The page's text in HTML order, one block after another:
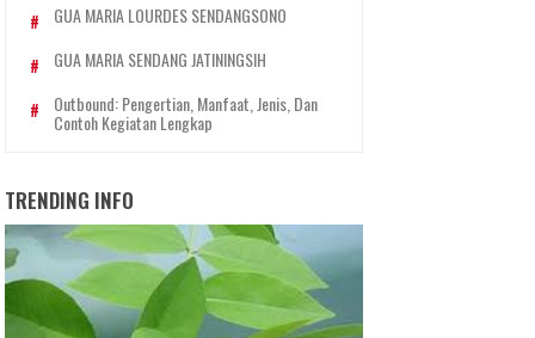
GUA MARIA LOURDES SENDANGSONO
GUA MARIA SENDANG JATININGSIH
Outbound: Pengertian, Manfaat, Jenis, Dan
Contoh Kegiatan Lengkap
TRENDING INFO